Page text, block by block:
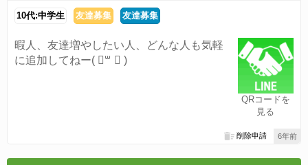
10代:中学生 友達募集 友達募集
QRコードを
見る
暇人、友達増やしたい人、どんな人も気軽
に追加してねー‪( ॑꒳ ॑ )
6年前
削除申請